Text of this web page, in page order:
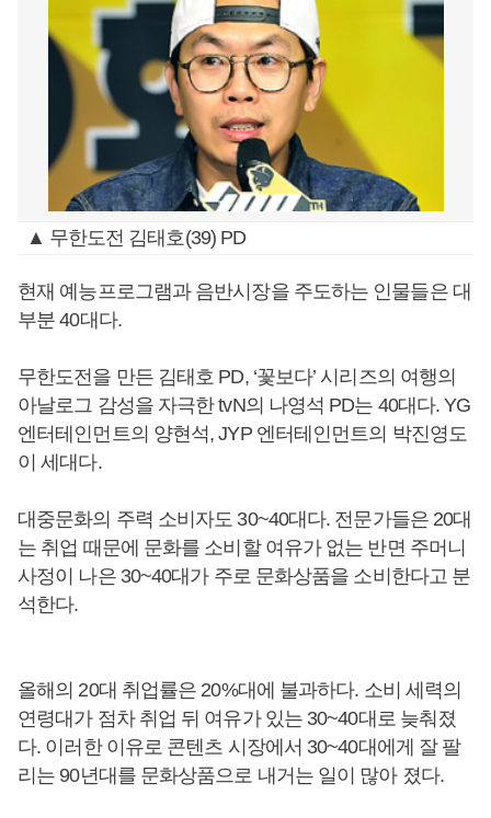
▲ 무한도전 김태호(39) PD
현재 예능프로그램과 음반시장을 주도하는 인물들은 대
부분 40대다.
무한도전을 만든 김태호 PD, ‘꽃보다’ 시리즈의 여행의
아날로그 감성을 자극한 tvN의 나영석 PD는 40대다. YG
엔터테인먼트의 양현석, JYP 엔터테인먼트의 박진영도
이 세대다.
대중문화의 주력 소비자도 30~40대다. 전문가들은 20대
는 취업 때문에 문화를 소비할 여유가 없는 반면 주머니
사정이 나은 30~40대가 주로 문화상품을 소비한다고 분
석한다.
올해의 20대 취업률은 20%대에 불과하다. 소비 세력의
연령대가 점차 취업 뒤 여유가 있는 30~40대로 늦춰졌
다. 이러한 이유로 콘텐츠 시장에서 30~40대에게 잘 팔
리는 90년대를 문화상품으로 내거는 일이 많아 졌다.